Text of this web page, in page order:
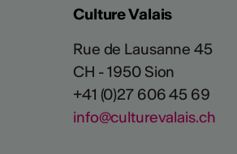
Culture Valais
Rue de Lausanne 45
CH - 1950 Sion
+41 (0)27 606 45 69
info@culturevalais.ch